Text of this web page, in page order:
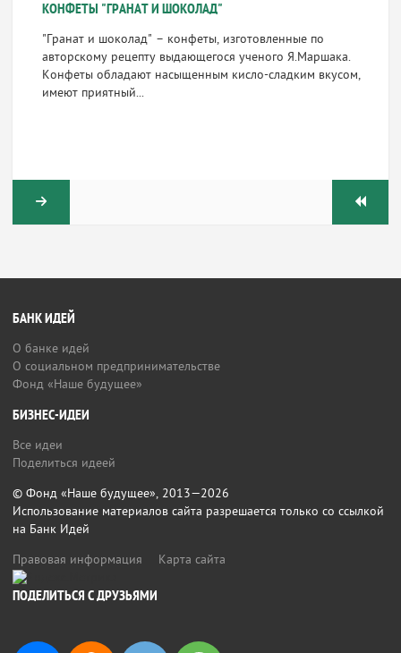
КОНФЕТЫ "ГРАНАТ И ШОКОЛАД"
"Гранат и шоколад" – конфеты, изготовленные по
авторскому рецепту выдающегося ученого Я.Маршака.
Конфеты обладают насыщенным кисло-сладким вкусом,
имеют приятный...
БАНК ИДЕЙ
О банке идей
О социальном предпринимательстве
Фонд «Наше будущее»
БИЗНЕС-ИДЕИ
Все идеи
Поделиться идеей
© Фонд «Наше будущее», 2013—2026
Использование материалов сайта разрешается только со ссылкой
на Банк Идей
Правовая информация
Карта сайта
ПОДЕЛИТЬСЯ С ДРУЗЬЯМИ